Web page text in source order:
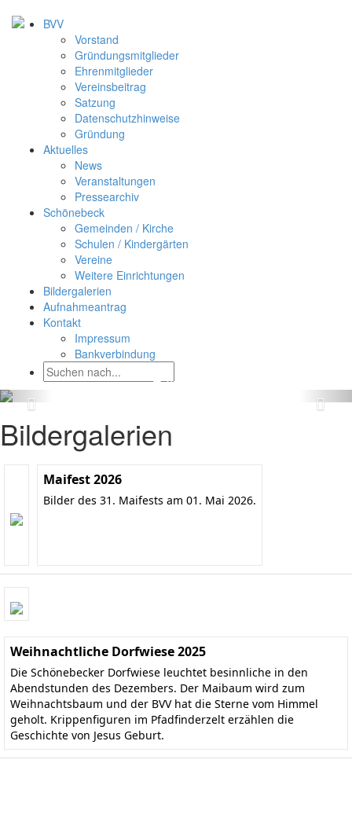
BVV
Vorstand
Gründungsmitglieder
Ehrenmitglieder
Vereinsbeitrag
Satzung
Datenschutzhinweise
Gründung
Aktuelles
News
Veranstaltungen
Pressearchiv
Schönebeck
Gemeinden / Kirche
Schulen / Kindergärten
Vereine
Weitere Einrichtungen
Bildergalerien
Aufnahmeantrag
Kontakt
Impressum
Bankverbindung
Bildergalerien
Maifest 2026
Bilder des 31. Maifests am 01. Mai 2026.
Weihnachtliche Dorfwiese 2025
Die Schönebecker Dorfwiese leuchtet besinnliche in den
Abendstunden des Dezembers. Der Maibaum wird zum
Weihnachtsbaum und der BVV hat die Sterne vom Himmel
geholt. Krippenfiguren im Pfadfinderzelt erzählen die
Geschichte von Jesus Geburt.